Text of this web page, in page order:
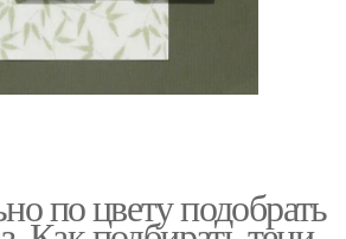
по цвету подобрать